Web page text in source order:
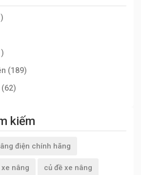
(189)
(62)
kiếm
điện chính hãng
nâng củ đề xe nâng